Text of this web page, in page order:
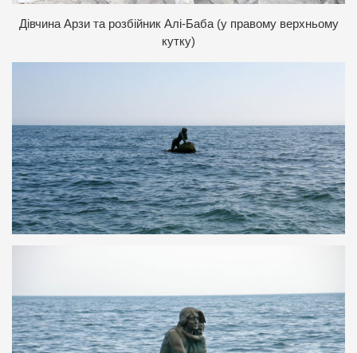
Дівчина Арзи та розбійник Алі-Баба (у правому верхньому
кутку)